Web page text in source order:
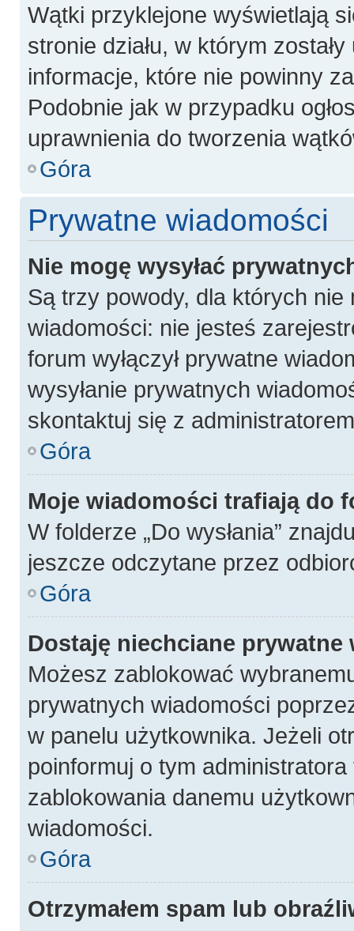
Wątki przyklejone wyświetlają
stronie działu, w którym
informacje, które nie powinny
Podobnie jak w przypadku
uprawnienia do tworzenia
Góra
Prywatne wiadomości
Nie mogę wysyłać
Są trzy powody, dla których nie
wiadomości: nie jesteś
forum wyłączył prywatne
wysyłanie prywatnych
skontaktuj się z
Góra
Moje wiadomości trafiają do
W folderze „Do wysłania”
jeszcze odczytane przez
Góra
Dostaję niechciane prywatne
Możesz zablokować
prywatnych wiadomości
w panelu użytkownika. Jeżeli
poinformuj o tym
zablokowania danemu
wiadomości.
Góra
Otrzymałem spam lub